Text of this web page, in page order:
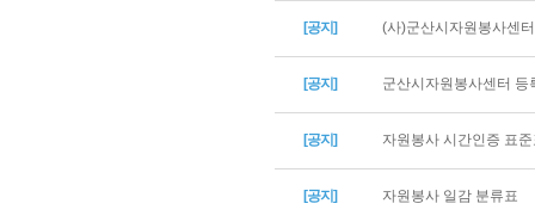
[공지] (사)군산시자원봉사센
[공지] 군산시자원봉사센터 등
[공지] 자원봉사 시간인증 표
[공지] 자원봉사 일감 분류표